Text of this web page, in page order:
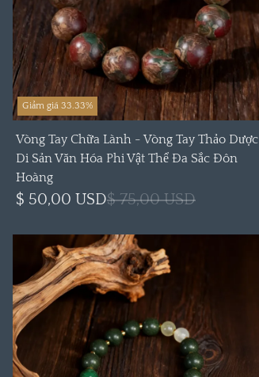
Giảm giá 33.33%
Vòng Tay Chữa Lành - Vòng Tay Thảo Dược
Di Sản Văn Hóa Phi Vật Thể Đa Sắc Đôn
Hoàng
$ 50,00 USD$ 75,00 USD